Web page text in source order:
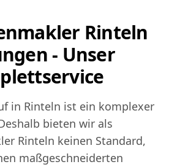
Rinteln
- Unser
in Rinteln ist ein komplexer
bieten wir als
Rinteln keinen Standard,
maßgeschneiderten